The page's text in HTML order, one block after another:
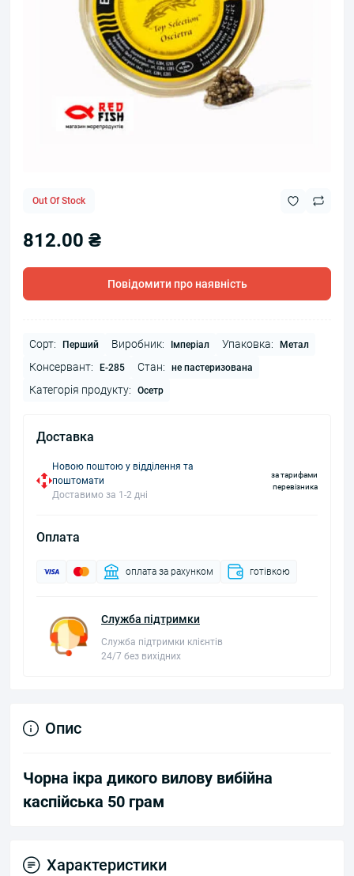
Out Of Stock
812.00 ₴
Повідомити про наявність
Сорт: Перший Виробник: Імперіал Упаковка: Метал
Консервант: E-285 Стан: не пастеризована
Категорія продукту: Осетр
Доставка
Новою поштою у відділення та
поштомати
Доставимо за 1-2 дні
за тарифами
перевізника
Оплата
оплата за рахунком готівкою
Служба підтримки
Служба підтримки клієнтів
24/7 без вихідних
Опис
Чорна ікра дикого вилову вибійна
каспійська 50 грам
Характеристики